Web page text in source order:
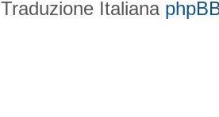
Traduzione Italiana